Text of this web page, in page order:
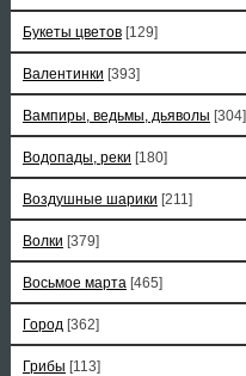
Букеты цветов [129]
Валентинки [393]
Вампиры, ведьмы, дьяволы [304]
Водопады, реки [180]
Воздушные шарики [211]
Волки [379]
Восьмое марта [465]
Город [362]
Грибы [113]